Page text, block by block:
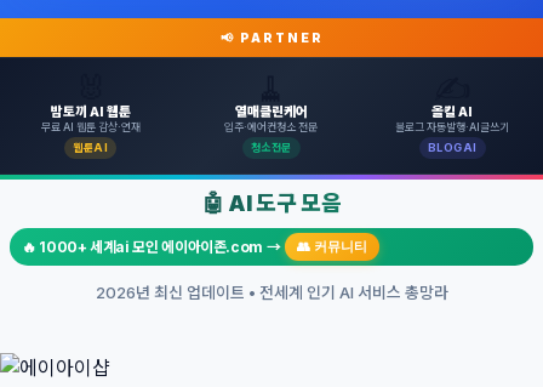
📢 PARTNER
밤토끼 AI 웹툰
무료 AI 웹툰 감상·연재
웹툰AI
열매클린케어
입주·에어컨청소 전문
청소전문
올킬 AI
블로그 자동발행·AI글쓰기
BLOGAI
🤖 AI 도구 모음
🔥 1000+ 세계ai 모인 에이아이존.com → 👥 커뮤니티
2026년 최신 업데이트 • 전세계 인기 AI 서비스 총망라